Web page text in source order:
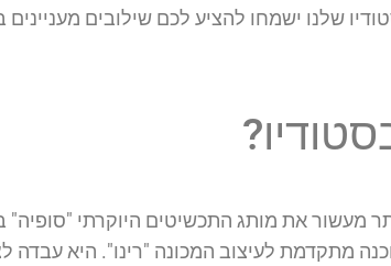
שלנו ישמחו להציע לכם שילובים מעניינים
מעשור את מותג התכשיטים היוקרתי
מתקדמת לעיצוב המכונה "רינו". היא